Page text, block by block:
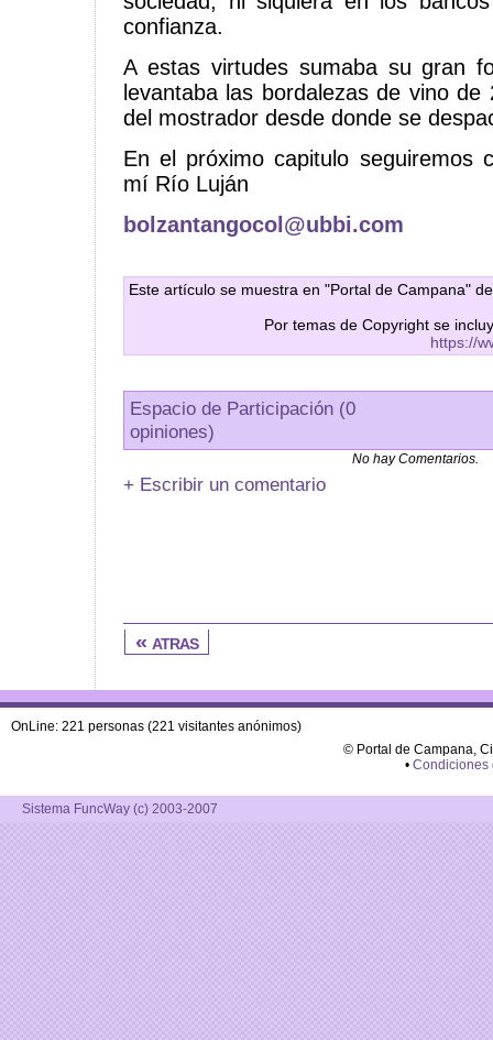
confianza.
A estas virtudes sumaba su gran
levantaba las bordalezas de vino
del mostrador desde donde se
En el próximo capitulo seguiremos
mí Río Luján
bolzantangocol@ubbi.com
Este artículo se muestra en "Portal de Campana"
Por temas de Copyright se
https://
Espacio de Participación (0
opiniones)
No hay Comentarios.
+ Escribir un comentario
« atras
OnLine: 221 personas (221 visitantes anónimos)
© Portal de Campana,
• Condiciones
Sistema FuncWay (c) 2003-2007